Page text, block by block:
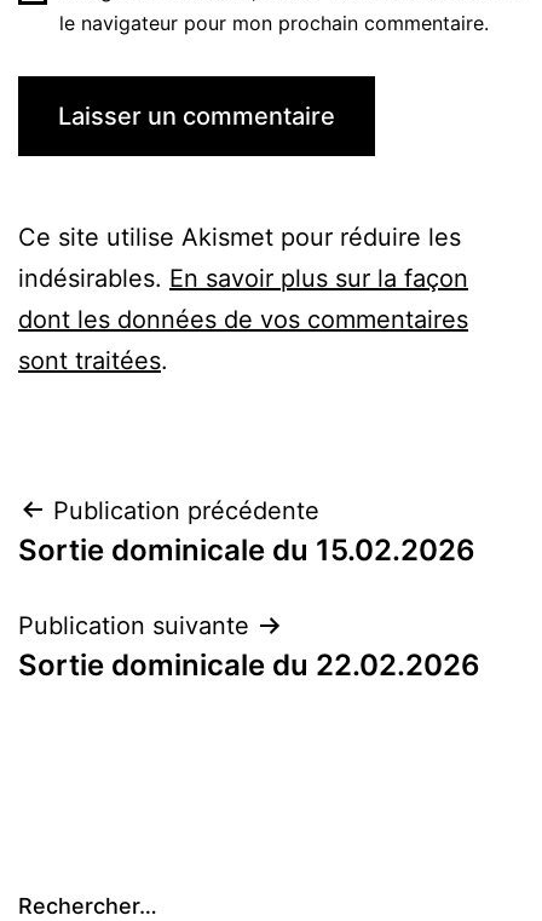
le navigateur pour mon prochain commentaire.
Ce site utilise Akismet pour réduire les
indésirables. En savoir plus sur la façon
dont les données de vos commentaires
sont traitées.
Navigation
de
l’article
Publication précédente
Sortie dominicale du 15.02.2026
Publication suivante
Sortie dominicale du 22.02.2026
Rechercher…